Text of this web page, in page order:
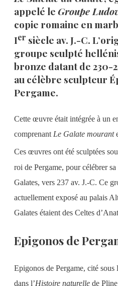
appelé leGroupe
copie romaine en
Ier siècle av. J.-C.
groupe sculpté
bronze datant de 230-
au célèbre sculpteur
Pergame.
Cette œuvre était intégrée à un
comprenantLe Galate mourant
Ces œuvres ont été sculptées
roi de Pergame, pour célébrer
Galates, vers 237 av. J.-C. Ce
actuellement exposé au palais
Galates étaient des Celtes
Epigonos de
Epigonos de Pergame, cité sous
dans l’Histoire naturelle de